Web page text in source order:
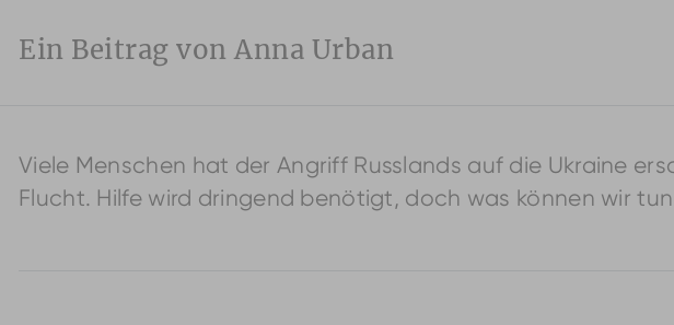
Ein Beitrag von Anna Urban
Viele Menschen hat der Angriff Russlands auf die Ukraine
Flucht. Hilfe wird dringend benötigt, doch was können wir